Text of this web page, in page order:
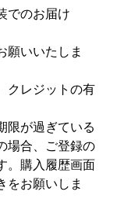
のお届け
願いいたしま
クレジットの有
限が過ぎている
場合、ご登録の
。購入履歴画面
をお願いしま